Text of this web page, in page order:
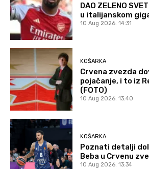
DAO ZELENO
u italijanskom
10 Aug 2026. 14:31
KOŠARKA
Crvena zvezda
pojačanje, i to iz
(FOTO)
10 Aug 2026. 13:40
KOŠARKA
Poznati detalji
Beba u Crvenu
10 Aug 2026. 13:34